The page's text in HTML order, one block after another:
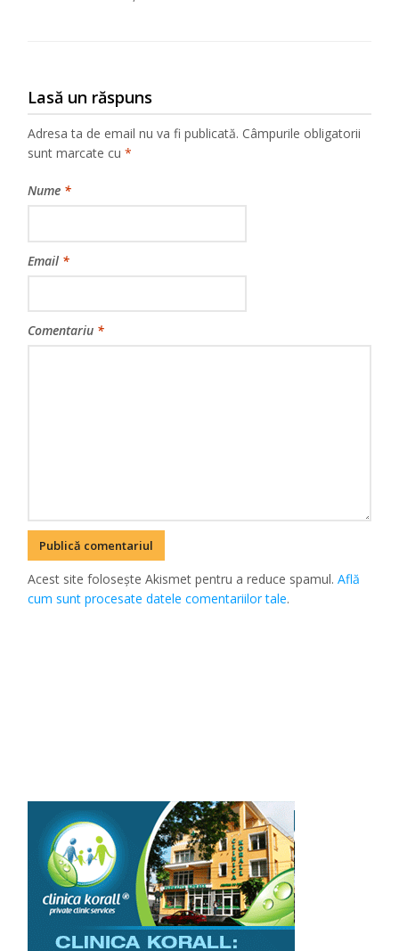
Lasă un răspuns
Adresa ta de email nu va fi publicată. Câmpurile obligatorii
sunt marcate cu*
Nume *
Email *
Comentariu *
Acest site folosește Akismet pentru a reduce spamul.Află
cum sunt procesate datele comentariilor tale.